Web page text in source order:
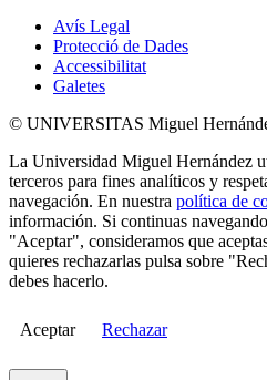
Avís Legal
Protecció de Dades
Accessibilitat
Galetes
© UNIVERSITAS Miguel
La Universidad Miguel Hernández
terceros para fines analíticos y
navegación. En nuestra política de
información. Si continuas
"Aceptar", consideramos que
quieres rechazarlas pulsa sobre
debes hacerlo.
Aceptar Rechazar